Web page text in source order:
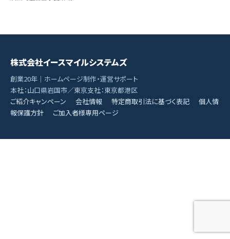
株式会社イースマイルシステムズ
創業20年｜ホームページ制作・運営サポート
本社：山口県岩国市／東京支社：東京都港区
ご紹介キャンペーン
会社情報 特定商取引法に基づく表記
個人情
報保護方針
ご加入者様専用ページ